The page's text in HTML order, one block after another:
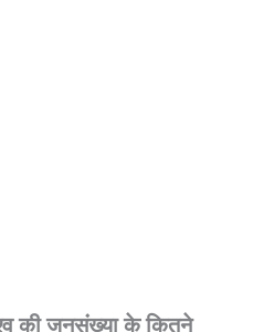
की जनसंख्या के कितने